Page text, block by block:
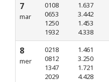
7
mar
0108
0653
1250
1932
1.637
3.442
1.453
4.338
8
mer
0218
0812
1347
2029
1.461
3.250
1.721
4.428